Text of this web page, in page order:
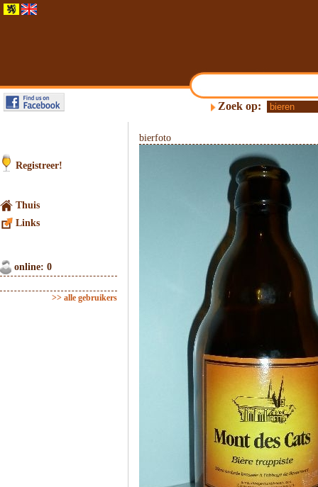
Zoek op:
Registreer!
Thuis
Links
online: 0
>> alle gebruikers
bierfoto